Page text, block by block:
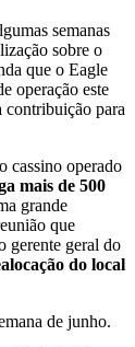
semanas
sobre o
que o Eagle
operação este
contribuição para
cassino operado
mais de 500
grande
que
gerente geral do
do local
de junho.